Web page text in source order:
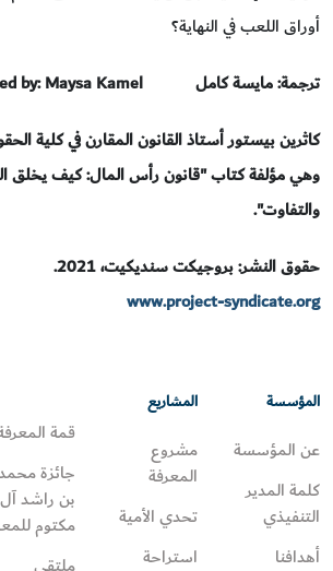
أوراق اللعب في النهاية؟
ترجمة: مايسة كامل
by: Maysa Kamel
كاثرين بيستور أستاذ القانون المقارن في كلية
وهي مؤلفة كتاب "قانون رأس المال: كيف يخلق
والتفاوت".
حقوق النشر: بروجيكت سنديكيت، 2021.
www.project-syndicate.org
المؤسسة
عن المؤسسة
كلمة المدير
التنفيذي
أهدافنا
المشاريع
مشروع
المعرفة
تحدي الأمية
استراحة
قمة
جائزة
بن راشد آل
مكتوم